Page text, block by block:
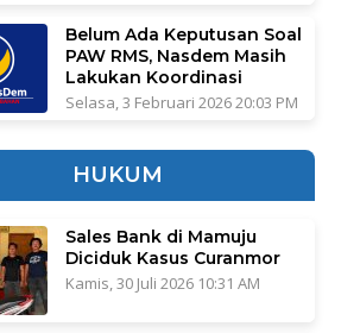
Belum Ada Keputusan Soal
PAW RMS, Nasdem Masih
Lakukan Koordinasi
Selasa, 3 Februari 2026 20:03 PM
HUKUM
Sales Bank di Mamuju
Diciduk Kasus Curanmor
Kamis, 30 Juli 2026 10:31 AM